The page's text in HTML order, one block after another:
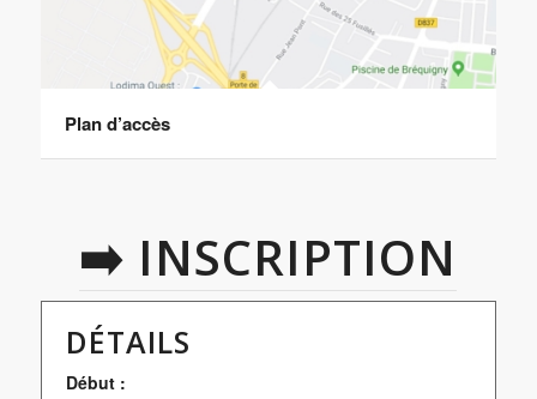
Plan d’accès
➡️ INSCRIPTION
DÉTAILS
Début :